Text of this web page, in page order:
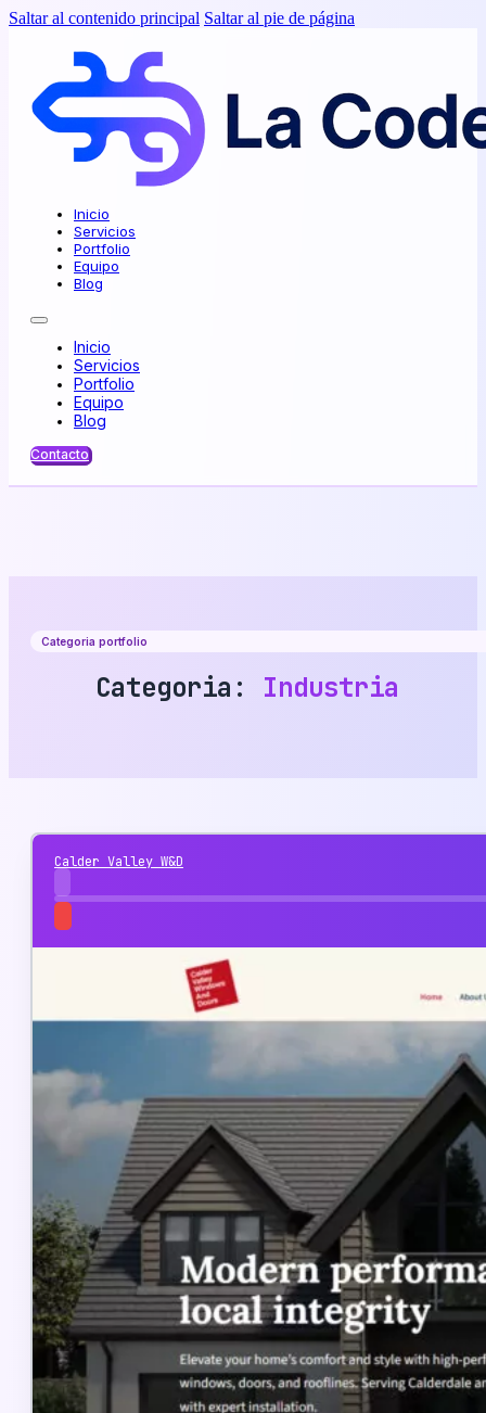
Saltar al contenido principal Saltar al pie de página
Inicio
Servicios
Portfolio
Equipo
Blog
Inicio
Servicios
Portfolio
Equipo
Blog
Contacto
Categoria portfolio
Categoria: Industria
Calder Valley W&D